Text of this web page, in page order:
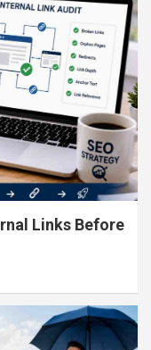
Links Before